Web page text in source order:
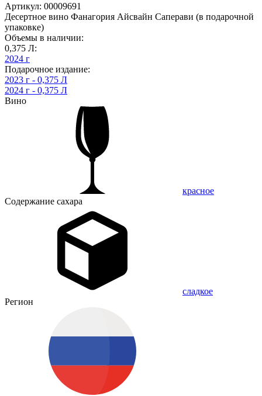
Артикул: 00009691
Десертное вино Фанагория Айсвайн Саперави (в подарочной
упаковке)
Объемы в наличии:
0,375 Л:
2024 г
Подарочное издание:
2023 г - 0,375 Л
2024 г - 0,375 Л
Вино
красное
Содержание сахара
сладкое
Регион